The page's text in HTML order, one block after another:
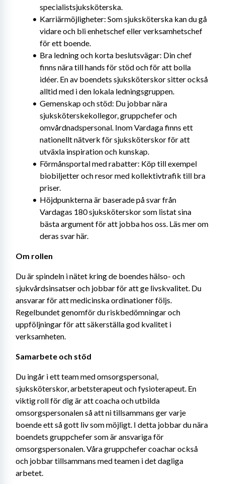
specialistsjuksköterska.
Karriärmöjligheter: Som sjuksköterska kan du gå
vidare och bli enhetschef eller verksamhetschef
för ett boende.
Bra ledning och korta beslutsvägar: Din chef
finns nära till hands för stöd och för att bolla
idéer. En av boendets sjuksköterskor sitter också
alltid med i den lokala ledningsgruppen.
Gemenskap och stöd: Du jobbar nära
sjuksköterskekollegor, gruppchefer och
omvårdnadspersonal. Inom Vardaga finns ett
nationellt nätverk för sjuksköterskor för att
utväxla inspiration och kunskap.
Förmånsportal med rabatter: Köp till exempel
biobiljetter och resor med kollektivtrafik till bra
priser.
Höjdpunkterna är baserade på svar från
Vardagas 180 sjuksköterskor som listat sina
bästa argument för att jobba hos oss. Läs mer om
deras svar här.
Om rollen
Du är spindeln i nätet kring de boendes hälso- och
sjukvårdsinsatser och jobbar för att ge livskvalitet. Du
ansvarar för att medicinska ordinationer följs.
Regelbundet genomför du riskbedömningar och
uppföljningar för att säkerställa god kvalitet i
verksamheten.
Samarbete och stöd
Du ingår i ett team med omsorgspersonal,
sjuksköterskor, arbetsterapeut och fysioterapeut. En
viktig roll för dig är att coacha och utbilda
omsorgspersonalen så att ni tillsammans ger varje
boende ett så gott liv som möjligt. I detta jobbar du nära
boendets gruppchefer som är ansvariga för
omsorgspersonalen. Våra gruppchefer coachar också
och jobbar tillsammans med teamen i det dagliga
arbetet.